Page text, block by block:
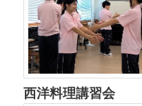
西洋料理講習会